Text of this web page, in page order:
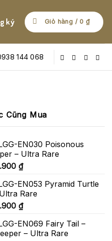
ký Giỏ hàng /0₫
144 068
Cũng Mua
EN030 Poisonous
– Ultra Rare
₫
EN053 Pyramid Turtle
Rare
₫
EN069 Fairy Tail –
– Ultra Rare